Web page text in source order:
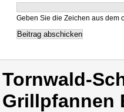
Geben Sie die Zeichen aus dem
Tornwald-
Grillpfannen